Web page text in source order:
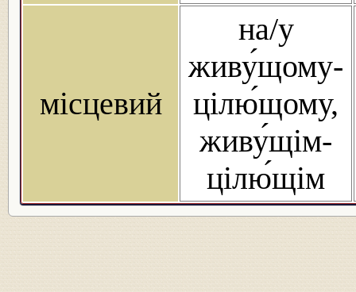
місцевий
на/у
живу́щому-
цілю́щому,
живу́щім-
цілю́щім